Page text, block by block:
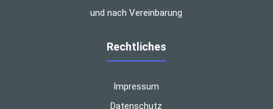
und nach Vereinbarung
Rechtliches
Impressum
Datenschutz